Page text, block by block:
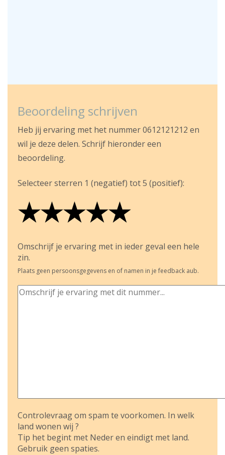
Beoordeling schrijven
Heb jij ervaring met het nummer 0612121212 en
wil je deze delen. Schrijf hieronder een
beoordeling.
Selecteer sterren 1 (negatief) tot 5 (positief):
★
★★
★★★
★★★★
★★★★★
Omschrijf je ervaring met in ieder geval een hele
zin.
Plaats geen persoonsgegevens en of namen in je feedback aub.
Controlevraag om spam te voorkomen. In welk
land wonen wij ?
Tip het begint met Neder en eindigt met land.
Gebruik geen spaties.